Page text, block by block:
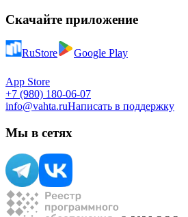
Скачайте приложение
RuStore Google Play
App Store
+7 (980) 180-06-07
info@vahta.ruНаписать в поддержку
Мы в сетях